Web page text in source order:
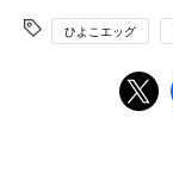
ひよこエッグ